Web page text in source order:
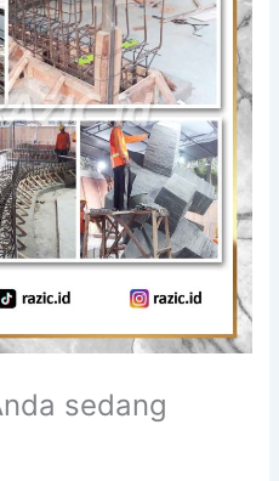
sedang